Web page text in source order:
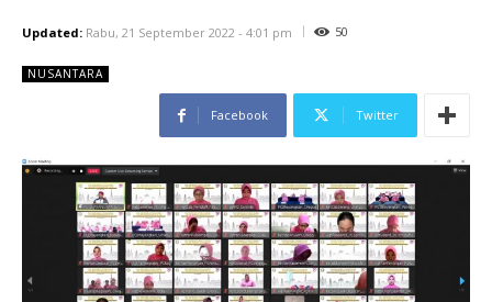
Updated: Rabu, 21 September 2022 - 4:01 pm 50
NUSANTARA
Facebook Twitter